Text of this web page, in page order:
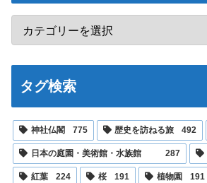
タグ検索
神社仏閣 775 歴史を訪ねる旅 492
日本の庭園・美術館・水族館 287
紅葉 224 桜 191 植物園 191